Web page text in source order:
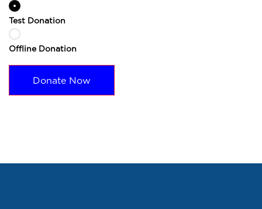
Test Donation
Offline Donation
Donate Now